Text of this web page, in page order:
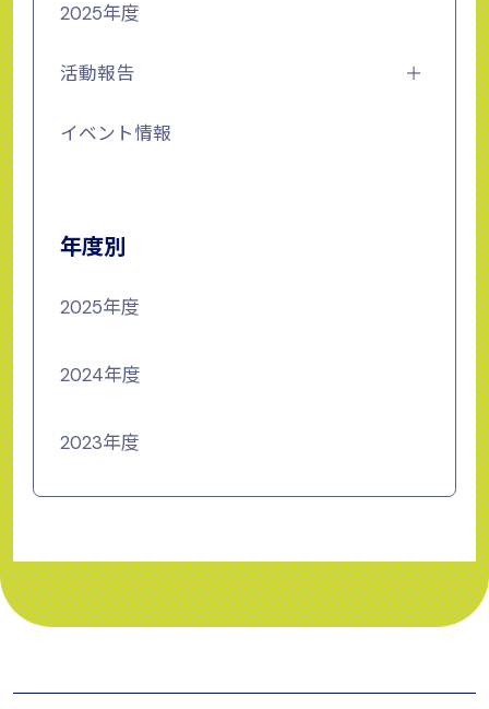
2025年度
活動報告
イベント情報
年度別
2025年度
2024年度
2023年度